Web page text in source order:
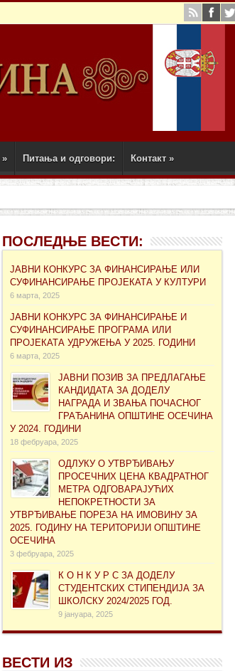
» Питања и одговори: Контакт »
ПОСЛЕДЊЕ ВЕСТИ:
ЈАВНИ КОНКУРС ЗА ФИНАНСИРАЊЕ ИЛИ
СУФИНАНСИРАЊЕ ПРОЈЕКАТА У КУЛТУРИ
6 марта, 2025
ЈАВНИ КОНКУРС ЗА ФИНАНСИРАЊЕ И
СУФИНАНСИРАЊЕ ПРОГРАМА ИЛИ
ПРОЈЕКАТА УДРУЖЕЊА У 2025. ГОДИНИ
6 марта, 2025
ЈАВНИ ПОЗИВ ЗА ПРЕДЛАГАЊЕ
КАНДИДАТА ЗА ДОДЕЛУ
НАГРАДА И ЗВАЊА ПОЧАСНОГ
ГРАЂАНИНА ОПШТИНЕ ОСЕЧИНА
У 2024. ГОДИНИ
18 фебруара, 2025
ОДЛУКУ О УТВРЂИВАЊУ
ПРОСЕЧНИХ ЦЕНА КВАДРАТНОГ
МЕТРА ОДГОВАРАЈУЋИХ
НЕПОКРЕТНОСТИ ЗА
УТВРЂИВАЊЕ ПОРЕЗА НА ИМОВИНУ ЗА
2025. ГОДИНУ НА ТЕРИТОРИЈИ ОПШТИНЕ
ОСЕЧИНА
3 фебруара, 2025
К О Н К У Р С ЗА ДОДЕЛУ
СТУДЕНТСКИХ СТИПЕНДИЈА ЗА
ШКОЛСКУ 2024/2025 ГОД.
9 јануара, 2025
ВЕСТИ ИЗ